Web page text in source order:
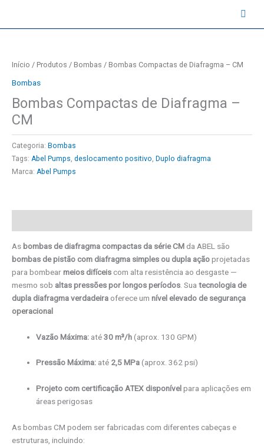
o
Início / Produtos / Bombas / Bombas Compactas de Diafragma – CM
Bombas
Bombas Compactas de Diafragma –
CM
Categoria: Bombas
Tags: Abel Pumps deslocamento positivo Duplo diafragma
Marca: Abel Pumps
As bombas de diafragma compactas da série CM da ABEL são
bombas de pistão com diafragma simples ou dupla açãoprojetadas
para bombearmeios difíceis com alta resistência ao desgaste —
mesmo sob altas pressões por longos períodos . Sua tecnologia de
dupla diafragma verdadeira oferece um nível elevado de segurança
operacional
Vazão Máxima: até30 m³/h (aprox. 130 GPM)
Pressão Máxima: até 2,5 MPa (aprox. 362 psi)
Projeto com certificação ATEX disponívelpara aplicações em
áreas perigosas
As bombas CM podem ser fabricadas com diferentes cabeças e
estruturas, incluindo: